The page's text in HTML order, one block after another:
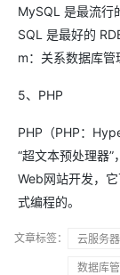
MySQL 是最流行
SQL 是最好的
m：关系数据库管
5、PHP
PHP（PHP：
“超文本预处理器
Web网站开发，
式编程的。
文章标签： 云服务
数据库